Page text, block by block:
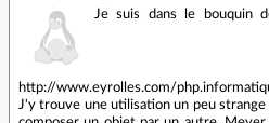
Je suis dans le bouquin
http://www.eyrolles.com/
J'y trouve une utilisation un peu